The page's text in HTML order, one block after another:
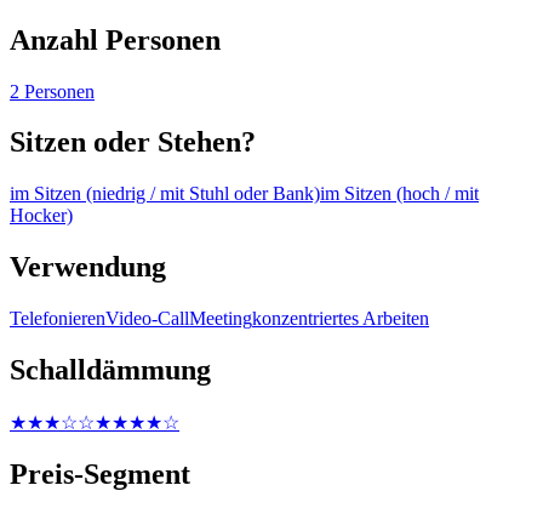
Anzahl Personen
2 Personen
Sitzen oder Stehen?
im Sitzen (niedrig / mit Stuhl oder Bank)im Sitzen (hoch / mit
Hocker)
Verwendung
TelefonierenVideo-CallMeetingkonzentriertes Arbeiten
Schalldämmung
★★★☆☆★★★★☆
Preis-Segment